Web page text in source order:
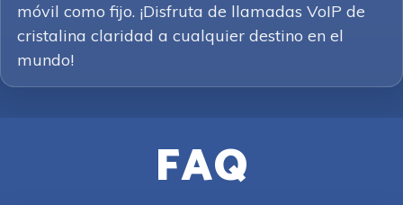
móvil como fijo. ¡Disfruta de llamadas VoIP de
cristalina claridad a cualquier destino en el
mundo!
FAQ